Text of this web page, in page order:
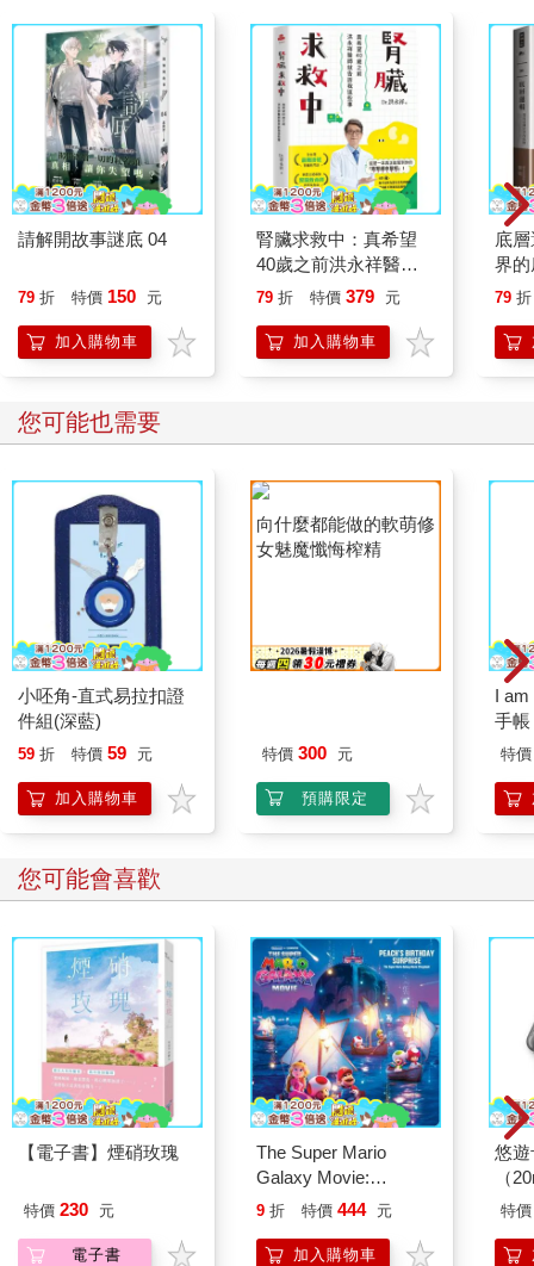
請解開故事謎底 04
79 折 特價 150 元
加入購物車
腎臟求救中：真希望
40歲之前洪永祥醫師
就告訴我這些事
79 折 特價 379 元
加入購物車
底
界
79 折
您可能也需要
小呸角-直式易拉扣證
件組(深藍)
59 折 特價 59 元
加入購物車
特價 300 元
預購限定
I am
手帳
特價
您可能會喜歡
【電子書】煙硝玫瑰
特價 230 元
電子書
The Super Mario
Galaxy Movie:
Peach`s Birthday
Mario Galaxy Movie
9 折 特價 444 元
加入購物車
悠
（
特價